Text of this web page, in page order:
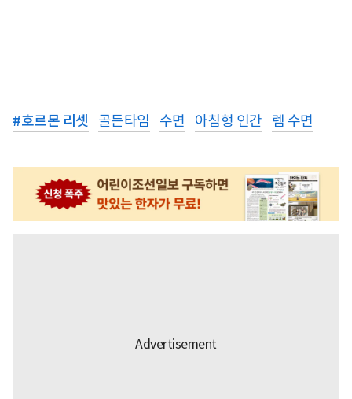
#호르몬 리셋 골든타임 수면 아침형 인간 렘 수면